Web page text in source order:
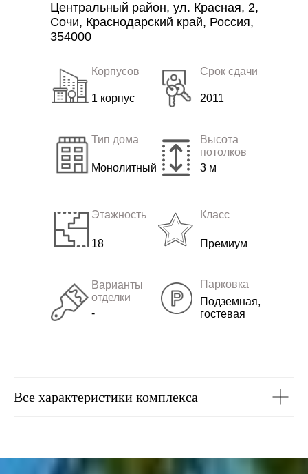
Центральный район, ул. Красная, 2,
Сочи, Краснодарский край, Россия,
354000
Корпусов
1 корпус
Срок сдачи
2011
Этажность
18
Класс
Премиум
Тип дома
Монолитный
Высота
потолков
3 м
Варианты
отделки
-
Парковка
Подземная,
гостевая
Все характеристики комплекса